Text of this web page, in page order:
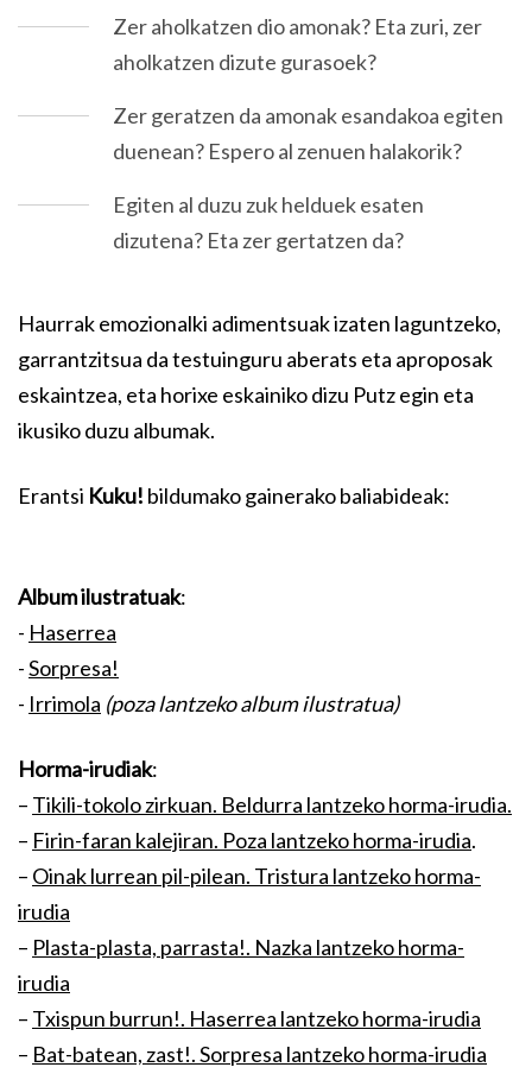
Zer aholkatzen dio amonak? Eta zuri, zer
aholkatzen dizute gurasoek?
Zer geratzen da amonak esandakoa egiten
duenean? Espero al zenuen halakorik?
Egiten al duzu zuk helduek esaten
dizutena? Eta zer gertatzen da?
Haurrak emozionalki adimentsuak izaten laguntzeko,
garrantzitsua da testuinguru aberats eta aproposak
eskaintzea, eta horixe eskainiko dizu Putz egin eta
ikusiko duzu albumak.
Erantsi Kuku! bildumako gainerako baliabideak:
Album ilustratuak:
- Haserrea
-Sorpresa!
- Irrimola (poza lantzeko album ilustratua)
Horma-irudiak:
– Tikili-tokolo zirkuan. Beldurra lantzeko horma-irudia.
– Firin-faran kalejiran. Poza lantzeko horma-irudia.
– Oinak lurrean pil-pilean. Tristura lantzeko horma-
irudia
– Plasta-plasta, parrasta!. Nazka lantzeko horma-
irudia
– Txispun burrun!. Haserrea lantzeko horma-irudia
– Bat-batean, zast!. Sorpresa lantzeko horma-irudia